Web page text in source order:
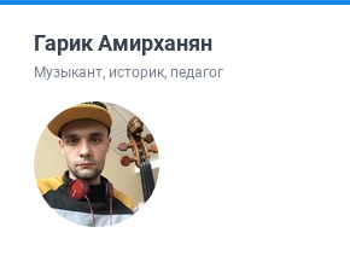
Гарик Амирханян
Музыкант, историк, педагог